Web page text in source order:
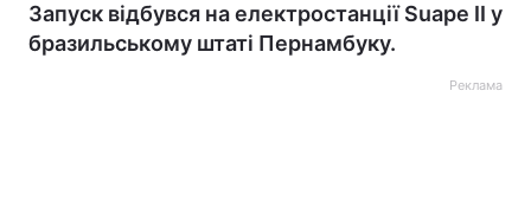
Запуск відбувся на електростанції Suape II у
бразильському штаті Пернамбуку.
Реклама